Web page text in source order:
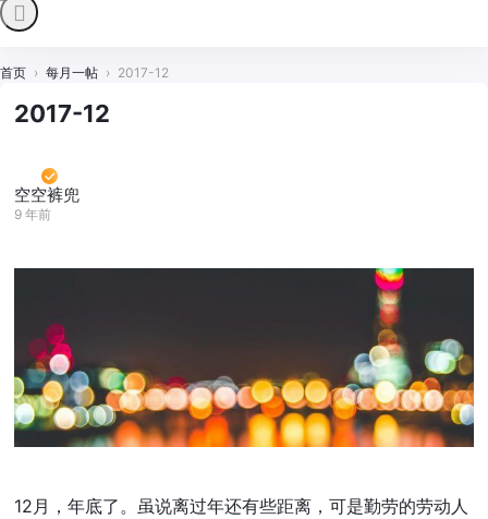
首页 › 每月一帖 › 2017-12
2017-12
空空裤兜
9 年前
12月，年底了。虽说离过年还有些距离，可是勤劳的劳动人